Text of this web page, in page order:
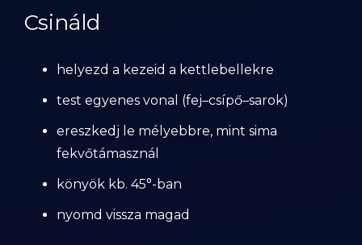
Csináld
helyezd a kezeid a kettlebellekre
test egyenes vonal (fej–csípő–sarok)
ereszkedj le mélyebbre, mint sima
fekvőtámasznál
könyök kb. 45°-ban
nyomd vissza magad